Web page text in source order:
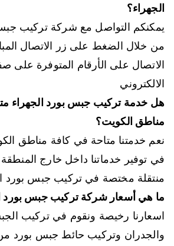
الجهراء؟
يمكنكم التواصل مع شركة تركيب
من خلال الضغط على زر الاتصال
الاتصال على الأرقام المتوفرة على
الالكتروني
هل خدمة تركيب جبس بورد الجهراء
مناطق الكويت؟
نعم خدمتنا متاحة في كافة مناطق
في توفير خدماتنا داخل خارج
منتقلة مختصة في تركيب جبس بورد
ما هي أسعار شركة تركيب جبس بورد
اسعارنا رخيصة ونقوم في تركيب
والجدران وتركيب حائط جبس بورد